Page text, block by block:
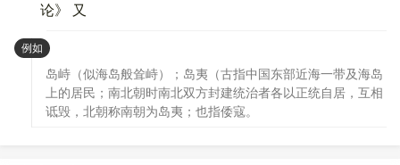
论》 又
例如 ：
岛峙（似海岛般耸峙）；岛夷（古指中国东部近海一带及海岛
上的居民；南北朝时南北双方封建统治者各以正统自居，互相
诋毁，北朝称南朝为岛夷；也指倭寇。